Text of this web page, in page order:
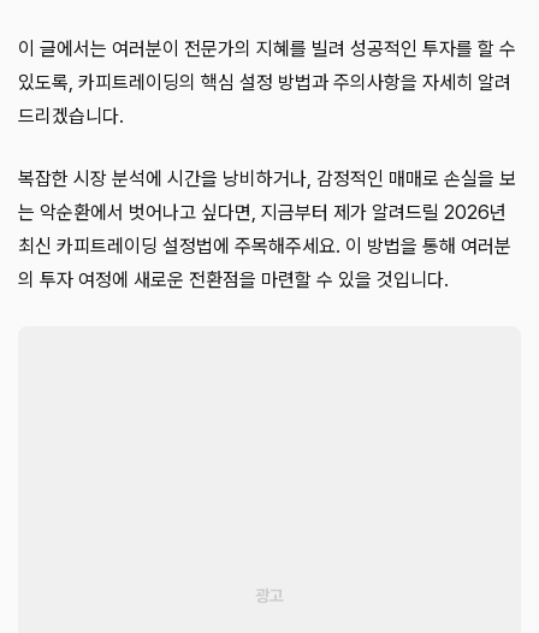
이 글에서는 여러분이 전문가의 지혜를 빌려 성공적인 투자를 할 수
있도록, 카피트레이딩의 핵심 설정 방법과 주의사항을 자세히 알려
드리겠습니다.
복잡한 시장 분석에 시간을 낭비하거나, 감정적인 매매로 손실을 보
는 악순환에서 벗어나고 싶다면, 지금부터 제가 알려드릴 2026년
최신 카피트레이딩 설정법에 주목해주세요. 이 방법을 통해 여러분
의 투자 여정에 새로운 전환점을 마련할 수 있을 것입니다.